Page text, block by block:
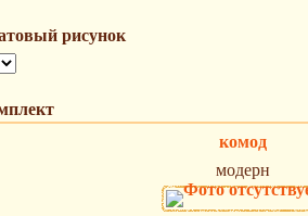
рисунок
комод
модерн